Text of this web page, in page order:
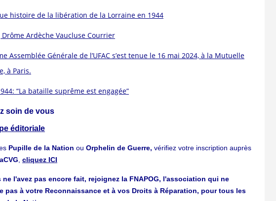
histoire de la libération de la Lorraine en 1944
Drôme Ardèche Vaucluse Courrier
Assemblée Générale de l’UFAC s’est tenue le 16 mai 2024, à la Mutuelle
à Paris.
“La bataille suprême est engagée”
soin de vous
éditoriale
Pupille de la Nation ou Orphelin de Guerre, vérifiez votre inscription auprès
cliquez ICI
ne l'avez pas encore fait, rejoignez la FNAPOG, l'association qui ne
pas à votre Reconnaissance et à vos Droits à Réparation, pour tous les